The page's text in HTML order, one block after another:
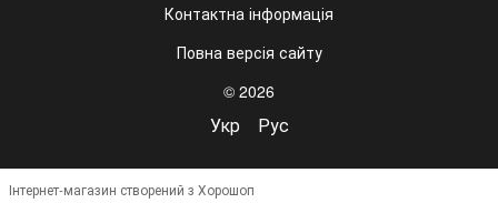
Контактна інформація
Повна версія сайту
© 2026
Укр Рус
Інтернет-магазин створений з Хорошоп